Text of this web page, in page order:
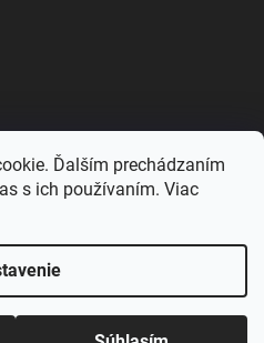
Ďalším prechádzaním
s ich používaním. Viac
u nás a Z KAŽDÉHO
. Všetky práva vyhradené.Upraviť
| Úprava | Custom =Netmedia